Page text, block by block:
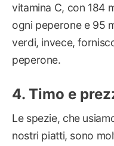
vitamina C, con 184
ogni peperone e 95
verdi, invece,
peperone.
Timo e
Le spezie, che
nostri piatti, sono